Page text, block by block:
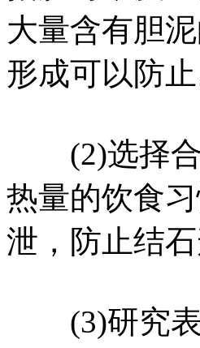
大量含有胆
形成可以防止
(2)选择合
热量的饮食
泄，防止结石
(3)研究表